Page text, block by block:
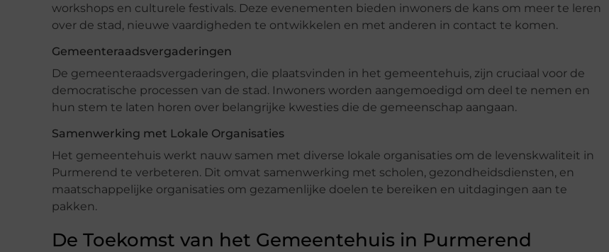
workshops en culturele festivals. Deze evenementen bieden inwoners de kans om meer te leren
over de stad, nieuwe vaardigheden te ontwikkelen en met anderen in contact te komen.
Gemeenteraadsvergaderingen
De gemeenteraadsvergaderingen, die plaatsvinden in het gemeentehuis, zijn cruciaal voor de
democratische processen van de stad. Inwoners worden aangemoedigd om deel te nemen en
hun stem te laten horen over belangrijke kwesties die de gemeenschap aangaan.
Samenwerking met Lokale Organisaties
Het gemeentehuis werkt nauw samen met diverse lokale organisaties om de levenskwaliteit in
Purmerend te verbeteren. Dit omvat samenwerking met scholen, gezondheidsdiensten, en
maatschappelijke organisaties om gezamenlijke doelen te bereiken en uitdagingen aan te
pakken.
De Toekomst van het Gemeentehuis in Purmerend